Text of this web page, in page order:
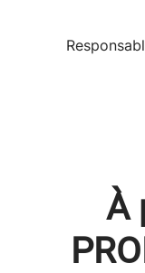
À